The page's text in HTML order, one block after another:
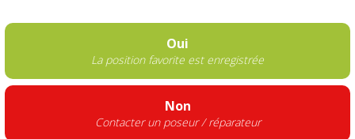
Oui
La position favorite est enregistrée
Non
Contacter un poseur / réparateur